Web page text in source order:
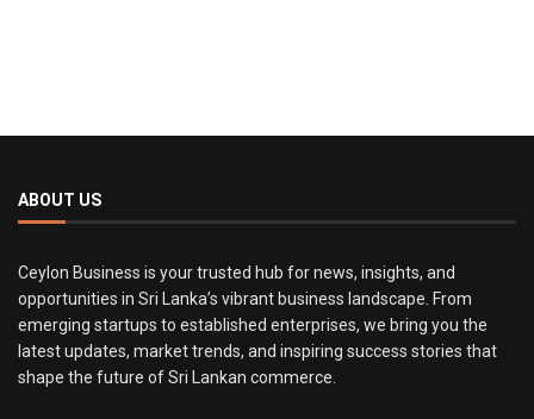
ABOUT US
Ceylon Business is your trusted hub for news, insights, and
opportunities in Sri Lanka’s vibrant business landscape. From
emerging startups to established enterprises, we bring you the
latest updates, market trends, and inspiring success stories that
shape the future of Sri Lankan commerce.